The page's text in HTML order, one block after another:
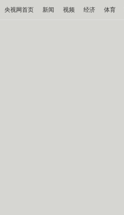
央视网首页 新闻 视频 经济 体育